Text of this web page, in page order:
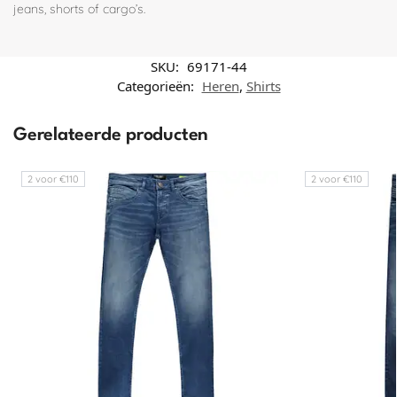
jeans, shorts of cargo’s.
SKU: 69171-44
Categorieën: Heren, Shirts
Gerelateerde producten
2 voor €110 2 voor €110